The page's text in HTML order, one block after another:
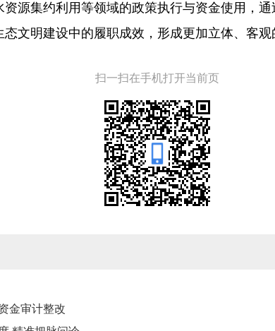
源集约利用等领域的政策执行与资金使用，
文明建设中的履职成效，形成更加立体、客观
扫一扫在手机打开当前页
金审计整改